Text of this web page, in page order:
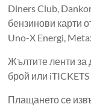
Diners Club,
бензинови карти
Uno-X Energi,
Жълтите ленти за
брой или
Плащането се